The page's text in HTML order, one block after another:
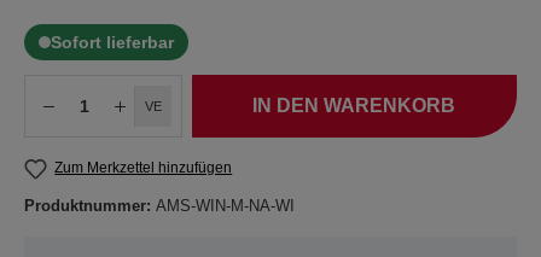
Sofort lieferbar
VE IN DEN WARENKORB
Zum Merkzettel hinzufügen
Produktnummer: AMS-WIN-M-NA-WI